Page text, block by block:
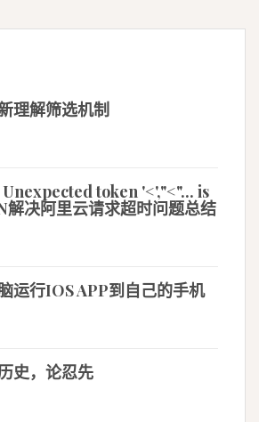
理解筛选机制
token '<',"<"... is
解决阿里云请求超时问题总结
运行IOS APP到自己的手机
史，论忍先